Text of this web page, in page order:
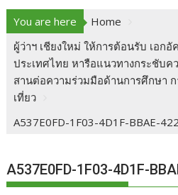
You are here
Home
ผู้ว่าฯ เชียงใหม่ ให้การต้อนรับ เอก
ประเทศไทย หารือแนวทางกระชับ
สานต่อความร่วมมือด้านการศึกษา
เที่ยว
A537E0FD-1F03-4D1F-BBAE-
A537E0FD-1F03-4D1F-